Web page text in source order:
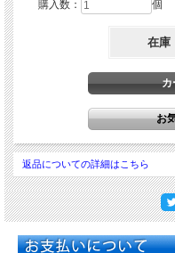
購入数： 個
在庫
返品についての詳細はこちら